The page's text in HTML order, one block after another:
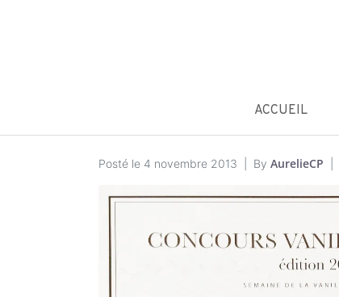
ACCUEIL
Posté le 4 novembre 2013 By AurelieCP